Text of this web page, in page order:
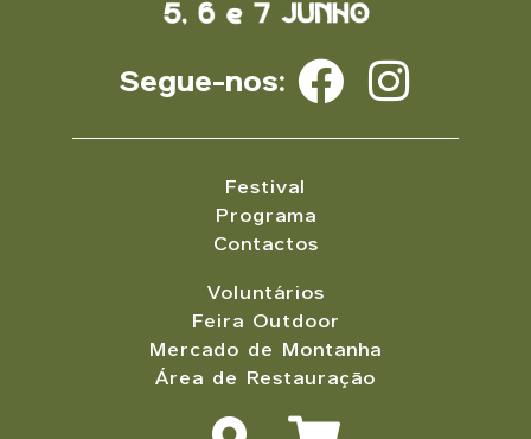
Segue-nos:
Festival
Programa
Contactos
Voluntários
Feira Outdoor
Mercado de Montanha
Área de Restauração